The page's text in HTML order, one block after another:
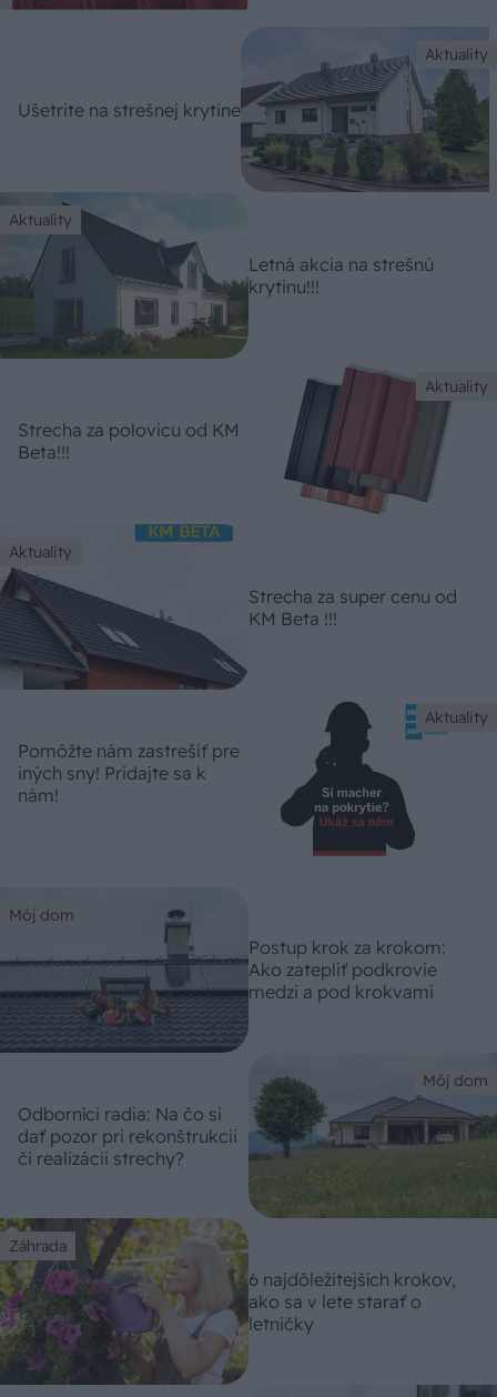
Aktuality
Ušetrite na strešnej krytine
Aktuality
Letná akcia na strešnú
krytinu!!!
Aktuality
Strecha za polovicu od KM
Beta!!!
Aktuality
Strecha za super cenu od
KM Beta !!!
Aktuality
Pomôžte nám zastrešiť pre
iných sny! Pridajte sa k
nám!
Môj dom
Postup krok za krokom:
Ako zatepliť podkrovie
medzi a pod krokvami
Môj dom
Odborníci radia: Na čo si
dať pozor pri rekonštrukcii
či realizácii strechy?
Záhrada
6 najdôležitejších krokov,
ako sa v lete starať o
letničky